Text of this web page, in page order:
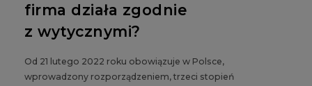
firma działa zgodnie
z wytycznymi?
Od 21 lutego 2022 roku obowiązuje w Polsce,
wprowadzony rozporządzeniem, trzeci stopień